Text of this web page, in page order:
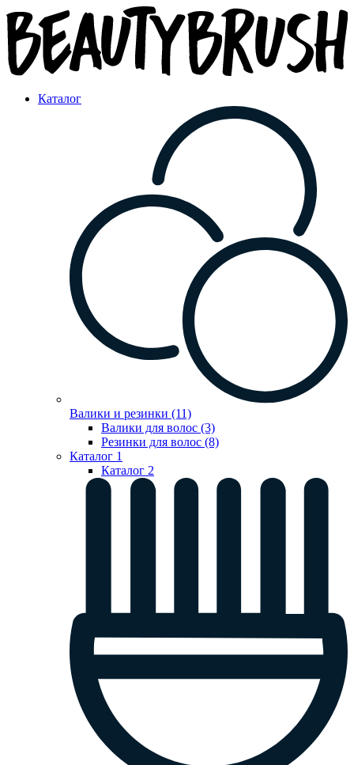
Каталог
Валики и резинки (11)
Валики для волос (3)
Резинки для волос (8)
Каталог 1
Каталог 2